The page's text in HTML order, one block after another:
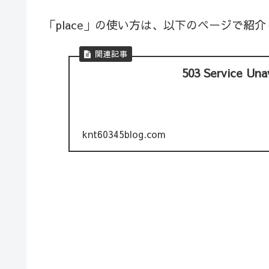
「place」の使い方は、以下のページで紹介
503 Service
knt60345blog.com